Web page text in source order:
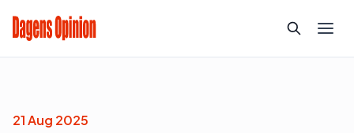
21 Aug 2025